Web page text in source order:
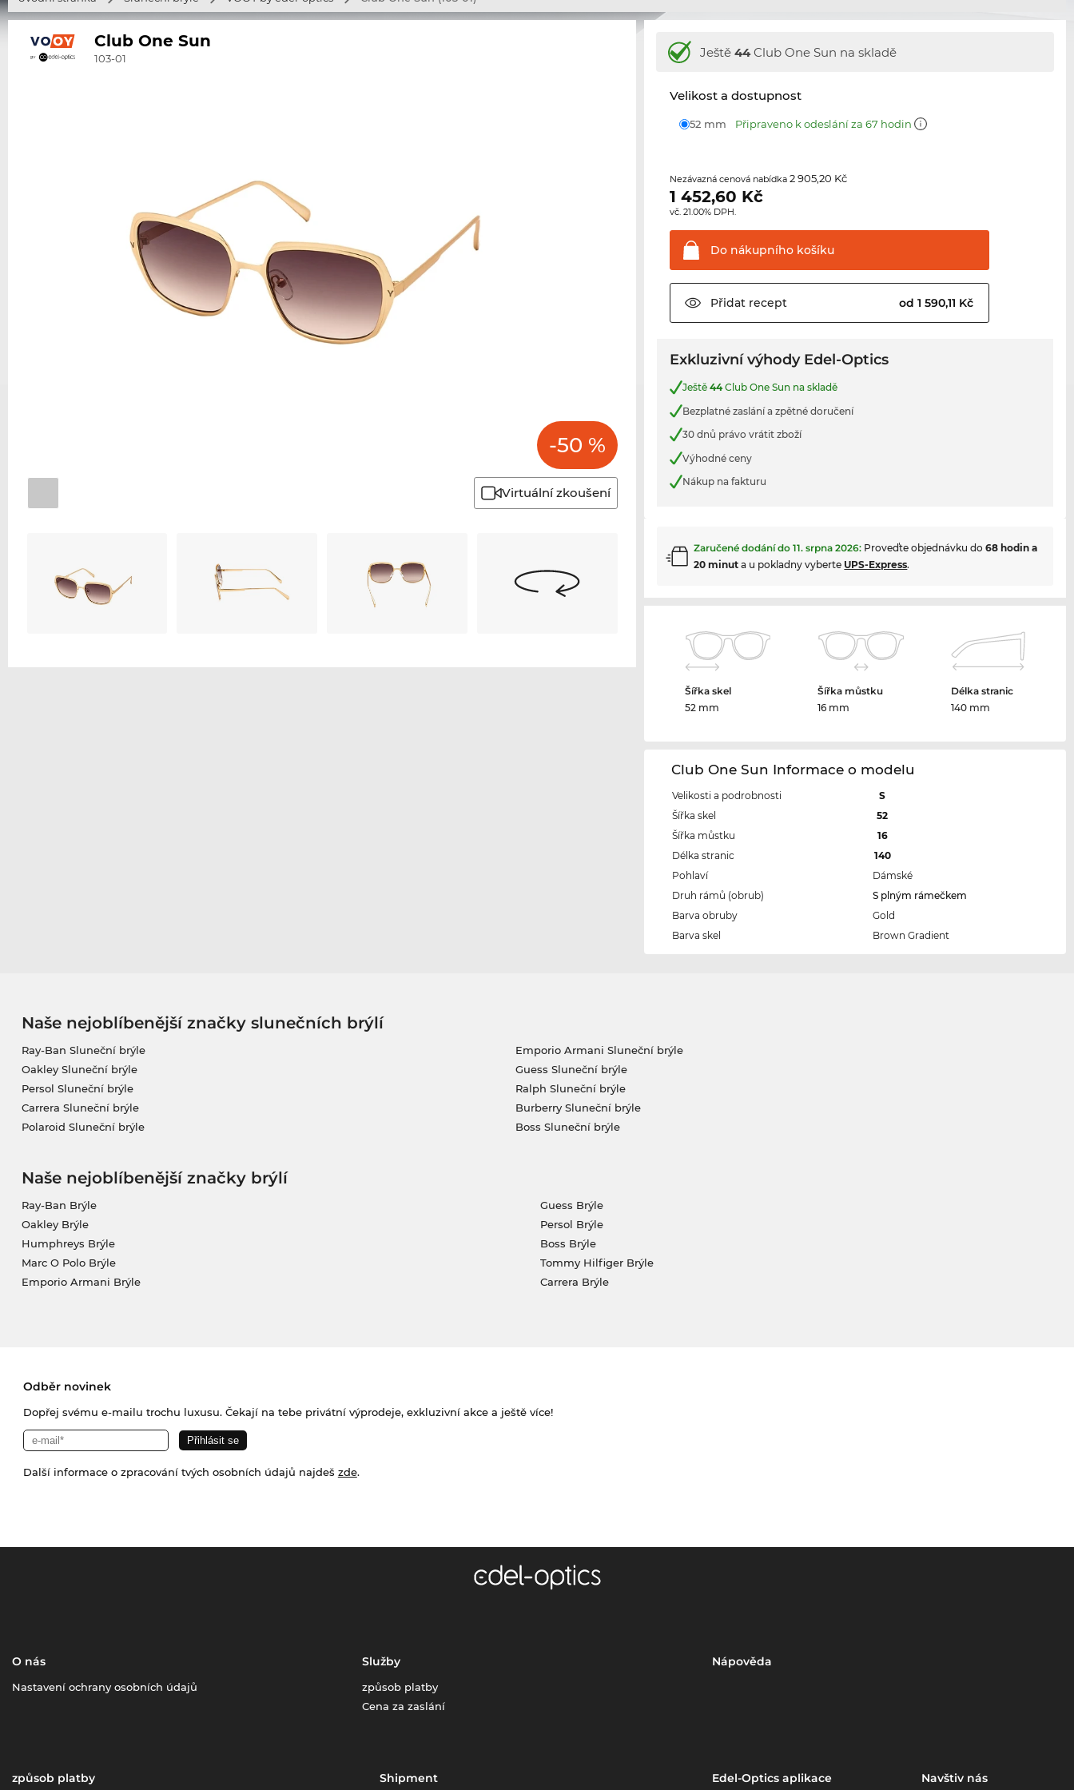
Club One Sun
103-01
-50 %
Virtuální zkoušení
Ještě44Club One Sun na skladě
Velikost a dostupnost
52 mm Připraveno k odeslání za 67 hodin
Nezávazná cenová nabídka2 905,20 Kč
1 452,60 Kč
vč. 21.00% DPH.
Do nákupního košíku
Přidat recept od 1 590,11 Kč
Exkluzivní výhody Edel-Optics
Ještě44Club One Sun na skladě
Bezplatné zaslání a zpětné doručení
30 dnů právo vrátit zboží
Výhodné ceny
Nákup na fakturu
Zaručené dodání do11. srpna 2026: Proveďte objednávku do68 hodin a
20 minut a u pokladny vyberte UPS-Express.
Šířka skel
52 mm
Šířka můstku
16 mm
Délka stranic
140 mm
Club One Sun Informace o modelu
Velikosti a podrobnosti
S
Šířka skel
52
Šířka můstku
16
Délka stranic
140
Pohlaví
Dámské
Druh rámů (obrub)
S plným rámečkem
Barva obruby
Gold
Barva skel
Brown Gradient
Naše nejoblíbenější značky slunečních brýlí
Ray-Ban Sluneční brýle
Oakley Sluneční brýle
Persol Sluneční brýle
Carrera Sluneční brýle
Polaroid Sluneční brýle
Emporio Armani Sluneční brýle
Guess Sluneční brýle
Ralph Sluneční brýle
Burberry Sluneční brýle
Boss Sluneční brýle
Naše nejoblíbenější značky brýlí
Ray-Ban Brýle
Oakley Brýle
Humphreys Brýle
Marc O Polo Brýle
Emporio Armani Brýle
Guess Brýle
Persol Brýle
Boss Brýle
Tommy Hilfiger Brýle
Carrera Brýle
Odběr novinek
Dopřej svému e-mailu trochu luxusu. Čekají na tebe privátní výprodeje, exkluzivní akce a ještě více!
Další informace o zpracování tvých osobních údajů najdeš zde.
O nás
Nastavení ochrany osobních údajů
Služby
způsob platby
Cena za zaslání
Nápověda
způsob platby Shipment Edel-Optics aplikace Navštiv nás